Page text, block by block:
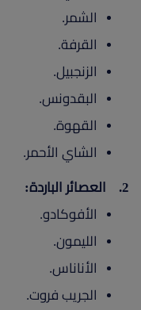
الشمر.
القرفة.
الزنجبيل.
البقدونس.
القهوة.
الشاي الأحمر.
2. العصائر الباردة:
الأفوكادو.
الليمون.
الأناناس.
الجريب فروت.